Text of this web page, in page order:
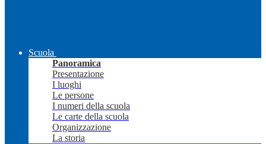
Scuola
Panoramica
Presentazione
I luoghi
Le persone
I numeri della scuola
Le carte della scuola
Organizzazione
La storia